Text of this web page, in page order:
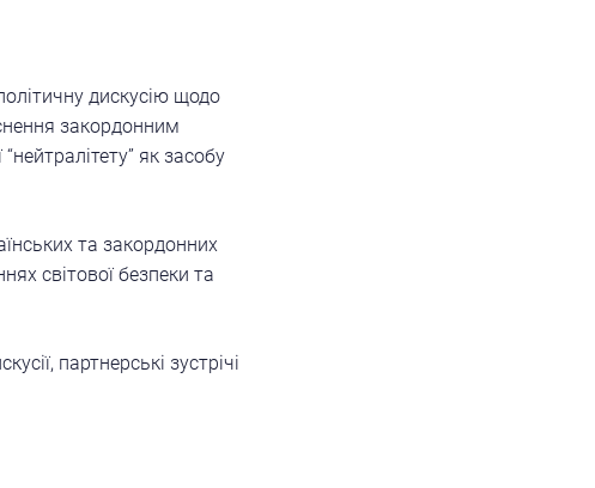
дискусію щодо
закордонним
як засобу
та закордонних
світової безпеки та
партнерські зустрічі